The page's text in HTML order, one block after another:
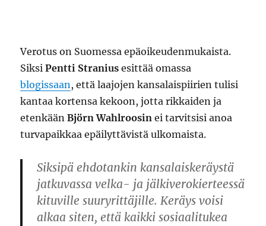
Verotus on Suomessa epäoikeudenmukaista.
SiksiPentti Stranius esittää omassa
blogissaan, että laajojen kansalaispiirien tulisi
kantaa kortensa kekoon, jotta rikkaiden ja
etenkäänBjörn Wahlroosin ei tarvitsisi anoa
turvapaikkaa epäilyttävistä ulkomaista.
Siksipä ehdotankin kansalaiskeräystä
jatkuvassa velka- ja jälkiverokierteessä
kituville suuryrittäjille. Keräys voisi
alkaa siten, että kaikki sosiaalitukea